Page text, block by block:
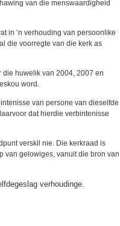
van die menswaardigheid
in ’n verhouding van persoonlike
die voorregte van die kerk as
huwelik van 2004, 2007 en
word.
van persone van dieselfde
dat hierdie verbintenisse
verskil nie. Die kerkraad is
van gelowiges, vanuit die bron van
verhoudinge.